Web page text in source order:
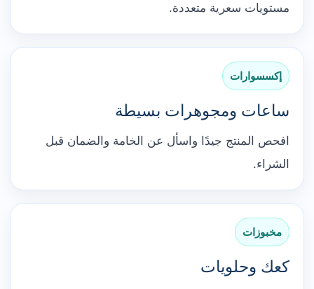
مستويات سعرية متعددة.
إكسسوارات
ساعات ومجوهرات بسيطة
افحص المنتج جيدًا واسأل عن الخامة والضمان قبل
الشراء.
مخبوزات
كعك وحلويات